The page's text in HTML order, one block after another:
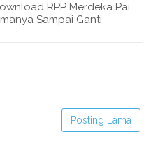
RPP Merdeka Pai
Sampai Ganti
Posting Lama